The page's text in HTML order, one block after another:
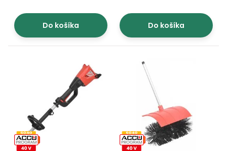
Do košíka Do košíka